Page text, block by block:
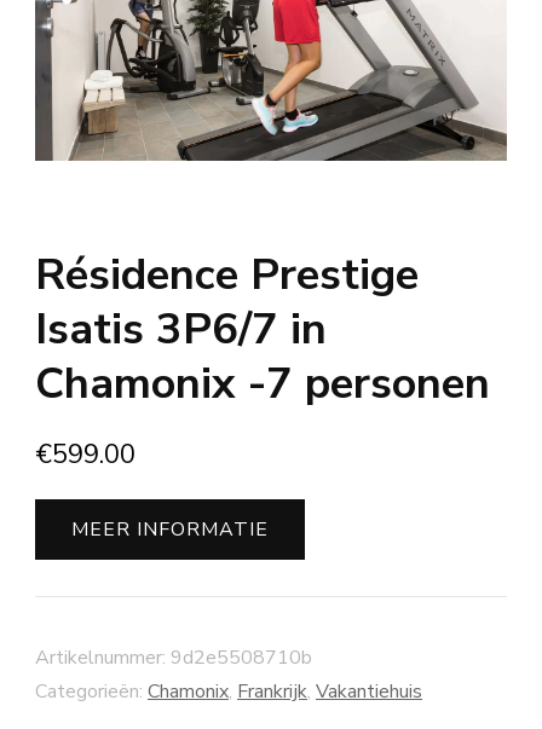
Résidence Prestige
Isatis 3P6/7 in
Chamonix -7 personen
€599.00
MEER INFORMATIE
Artikelnummer: 9d2e5508710b
Categorieën: Chamonix, Frankrijk, Vakantiehuis